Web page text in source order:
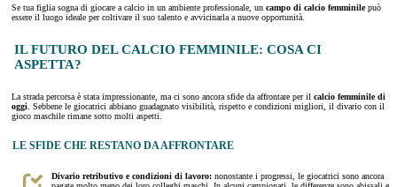
Se tua figlia sogna di giocare a calcio in un ambiente professionale, un campo di calcio femminilepuò
essere il luogo ideale per coltivare il suo talento e avvicinarla a nuove opportunità.
IL FUTURO DEL CALCIO FEMMINILE: COSA CI
ASPETTA?
La strada percorsa è stata impressionante, ma ci sono ancora sfide da affrontare per il calcio femminile di
oggi. Sebbene le giocatrici abbiano guadagnato visibilità, rispetto e condizioni migliori, il divario con il
gioco maschile rimane sotto molti aspetti.
LE SFIDE CHE RESTANO DA AFFRONTARE
Divario retributivo e condizioni di lavoro: nonostante i progressi, le giocatrici sono ancora